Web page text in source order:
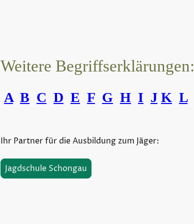
Weitere Begriffserklärungen:
A B C D E F G H I J K L
Ihr Partner für die Ausbildung zum Jäger:
Jagdschule Schongau